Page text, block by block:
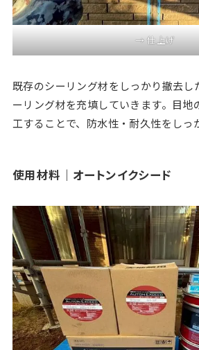
→ 仕上げ
既存のシーリング材をしっかり撤去し
ーリング材を充填していきます。目地
工することで、防水性・耐久性をしっ
使用材料｜オートンイクシード